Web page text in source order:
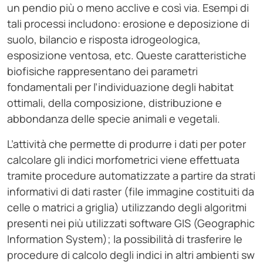
un pendio più o meno acclive e così via. Esempi di
tali processi includono: erosione e deposizione di
suolo, bilancio e risposta idrogeologica,
esposizione ventosa, etc. Queste caratteristiche
biofisiche rappresentano dei parametri
fondamentali per l’individuazione degli habitat
ottimali, della composizione, distribuzione e
abbondanza delle specie animali e vegetali.
L’attività che permette di produrre i dati per poter
calcolare gli indici morfometrici viene effettuata
tramite procedure automatizzate a partire da strati
informativi di dati raster (file immagine costituiti da
celle o matrici a griglia) utilizzando degli algoritmi
presenti nei più utilizzati software GIS (Geographic
Information System); la possibilità di trasferire le
procedure di calcolo degli indici in altri ambienti sw